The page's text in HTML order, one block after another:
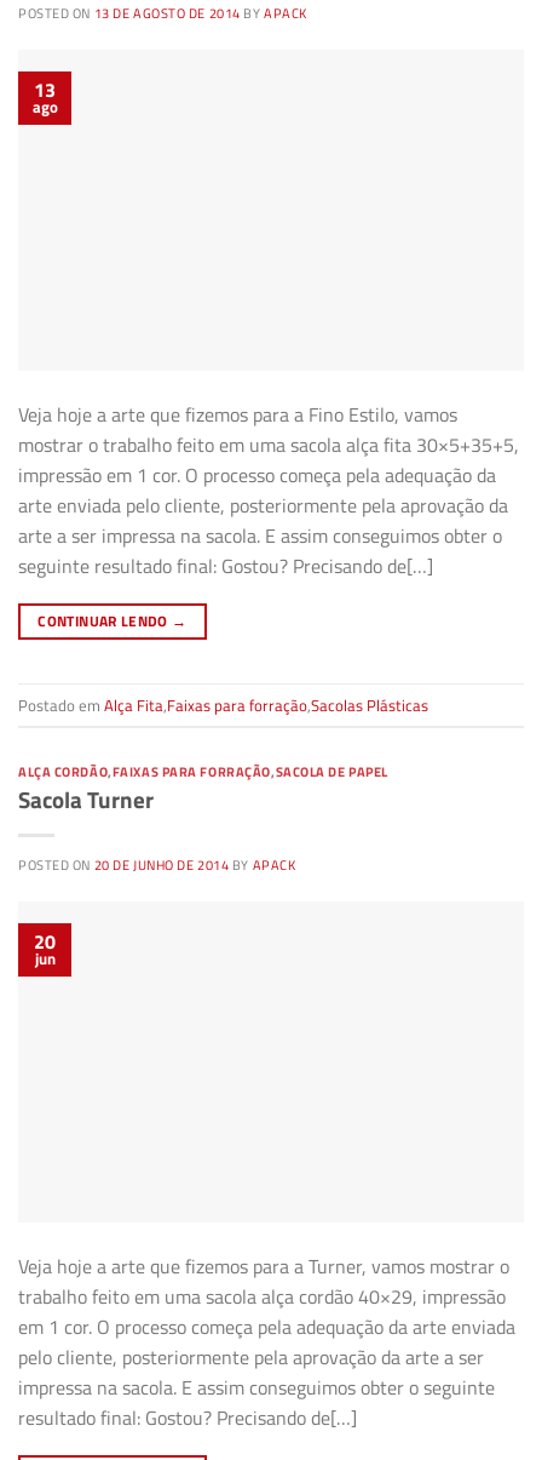
POSTED ON 13 DE AGOSTO DE 2014 BYAPACK
13
ago
Veja hoje a arte que fizemos para a Fino Estilo, vamos
mostrar o trabalho feito em uma sacola alça fita 30×5+35+5,
impressão em 1 cor. O processo começa pela adequação da
arte enviada pelo cliente, posteriormente pela aprovação da
arte a ser impressa na sacola. E assim conseguimos obter o
seguinte resultado final: Gostou? Precisando de[…]
CONTINUAR LENDO →
Postado em Alça Fita,Faixas para forração,Sacolas Plásticas
ALÇA CORDÃO,FAIXAS PARA FORRAÇÃO,SACOLA DE PAPEL
Sacola Turner
POSTED ON 20 DE JUNHO DE 2014 BY APACK
20
jun
Veja hoje a arte que fizemos para a Turner, vamos mostrar o
trabalho feito em uma sacola alça cordão 40×29, impressão
em 1 cor. O processo começa pela adequação da arte enviada
pelo cliente, posteriormente pela aprovação da arte a ser
impressa na sacola. E assim conseguimos obter o seguinte
resultado final: Gostou? Precisando de[…]